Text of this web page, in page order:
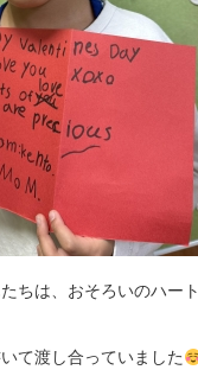
ちは、おそろいのハー
て渡し合っていました